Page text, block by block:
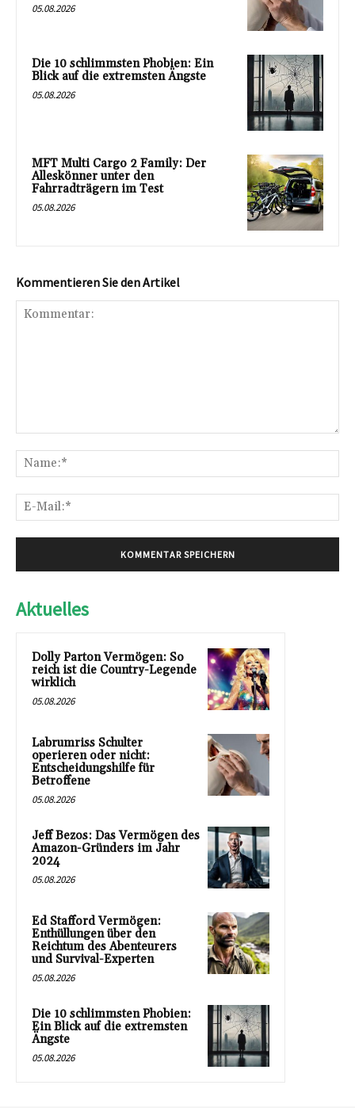
05.08.2026
Die 10 schlimmsten Phobien: Ein
Blick auf die extremsten Ängste
05.08.2026
MFT Multi Cargo 2 Family: Der
Alleskönner unter den
Fahrradträgern im Test
05.08.2026
Kommentieren Sie den Artikel
Aktuelles
Dolly Parton Vermögen: So
reich ist die Country-Legende
wirklich
05.08.2026
Labrumriss Schulter
operieren oder nicht:
Entscheidungshilfe für
Betroffene
05.08.2026
Jeff Bezos: Das Vermögen des
Amazon-Gründers im Jahr
2024
05.08.2026
Ed Stafford Vermögen:
Enthüllungen über den
Reichtum des Abenteurers
und Survival-Experten
05.08.2026
Die 10 schlimmsten Phobien:
Ein Blick auf die extremsten
Ängste
05.08.2026